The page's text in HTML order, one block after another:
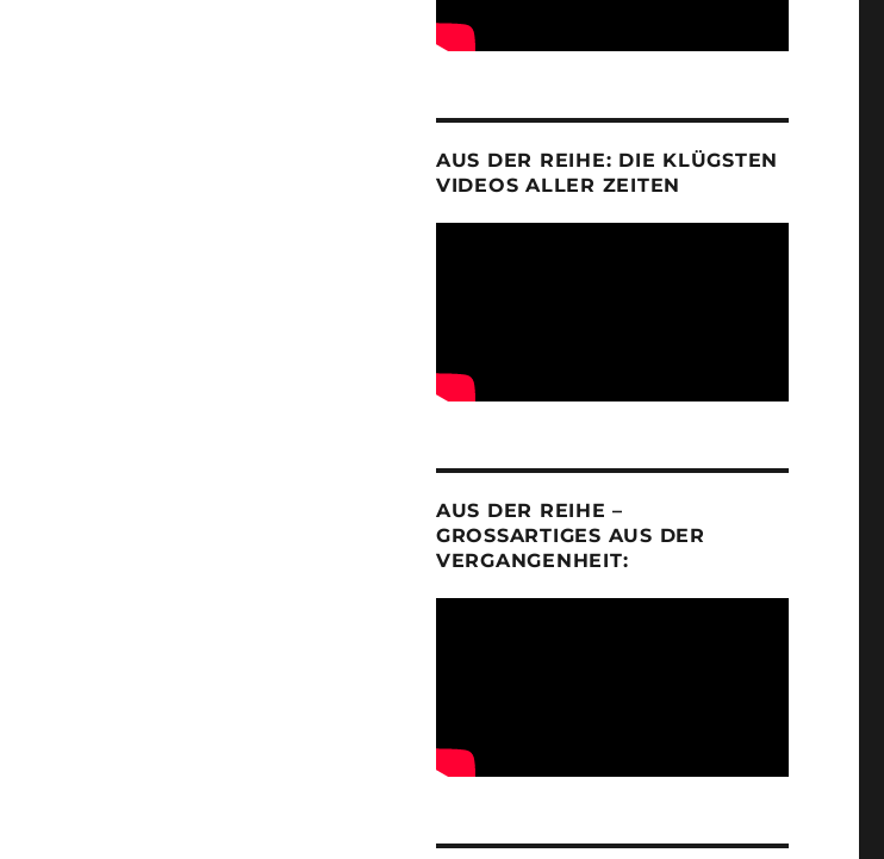
AUS DER REIHE: DIE KLÜGSTEN
VIDEOS ALLER ZEITEN
AUS DER REIHE –
GROSSARTIGES AUS DER V
ERGANGENHEIT: